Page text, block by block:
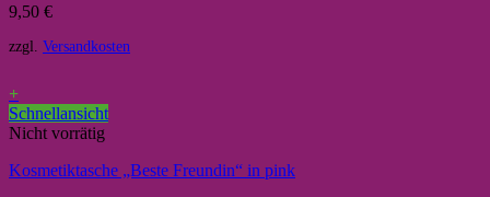
9,50 €
zzgl. Versandkosten
+
Schnellansicht
Nicht vorrätig
Kosmetiktasche „Beste Freundin“ in pink